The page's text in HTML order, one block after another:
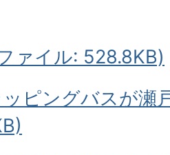
ァイル: 528.8KB)
ピングバスが瀬